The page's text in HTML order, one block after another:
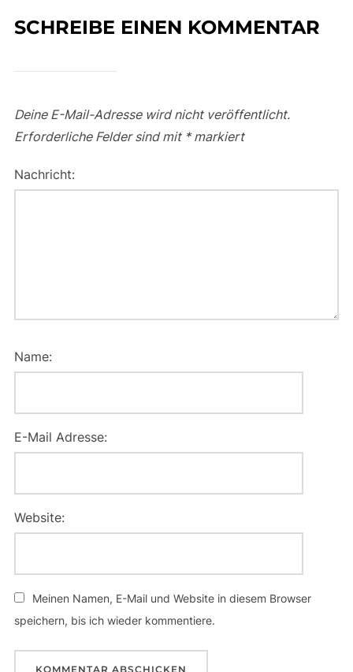
SCHREIBE EINEN KOMMENTAR
Deine E-Mail-Adresse wird nicht veröffentlicht.
Erforderliche Felder sind mit *markiert
Nachricht:
Name:
E-Mail Adresse:
Website:
Meinen Namen, E-Mail und Website in diesem Browser
speichern, bis ich wieder kommentiere.